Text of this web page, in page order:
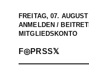
FREITAG, 07.
ANMELDEN /
MITGLIEDSKONTO
F◎PRSS𝕏